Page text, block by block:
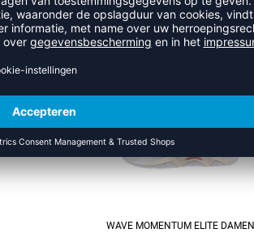
ADIDAS
WAVE MOMENTUM ELITE DAMEN